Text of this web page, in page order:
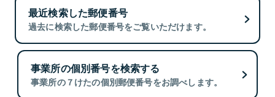
最近検索した郵便番号
過去に検索した郵便番号をご覧いただけます。
事業所の個別番号を検索する
事業所の７けたの個別郵便番号をお調べします。